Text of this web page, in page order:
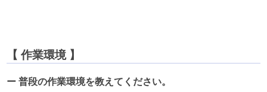
【 作業環境 】
ー 普段の作業環境を教えてください。